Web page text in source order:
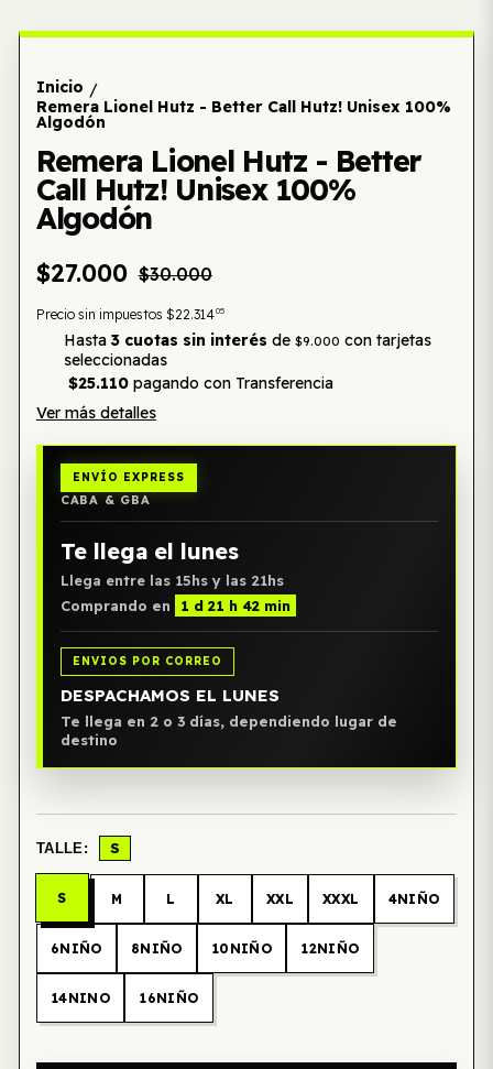
Inicio /
Remera Lionel Hutz - Better Call Hutz! Unisex 100%
Algodón
Remera Lionel Hutz - Better
Call Hutz! Unisex 100%
Algodón
$27.000 $30.000
Precio sin impuestos $22.31405
Hasta 3 cuotas sin interés de $9.000 con tarjetas
seleccionadas
$25.110pagando con Transferencia
Ver más detalles
ENVÍO EXPRESS
CABA & GBA
Te llega el lunes
Llega entre las 15hs y las 21hs
Comprando en
1 d 21 h 42 min
ENVIOS POR CORREO
DESPACHAMOS EL LUNES
Te llega en 2 o 3 días, dependiendo lugar de
destino
TALLE: S
S M L XL XXL XXXL 4NIÑO
6NIÑO 8NIÑO 10NIÑO 12NIÑO
14NINO 16NIÑO